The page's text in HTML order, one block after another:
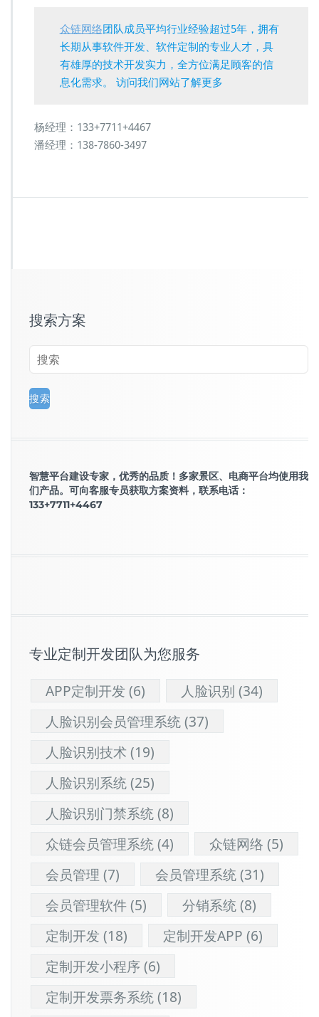
众链网络团队成员平均行业经验超过5年，拥有
长期从事软件开发、软件定制的专业人才，具
有雄厚的技术开发实力，全方位满足顾客的信
息化需求。 访问我们网站了解更多
杨经理：133+7711+4467
潘经理：138-7860-3497
搜索方案
智慧平台建设专家，优秀的品质！多家景区、电商平台均使用我
们产品。可向客服专员获取方案资料，联系电话：
133+7711+4467
专业定制开发团队为您服务
APP定制开发 (6) 人脸识别 (34)
人脸识别会员管理系统(37)
人脸识别技术(19)
人脸识别系统(25)
人脸识别门禁系统(8)
众链会员管理系统(4) 众链网络 (5)
会员管理 (7) 会员管理系统(31)
会员管理软件(5) 分销系统(8)
定制开发 (18) 定制开发APP (6)
定制开发小程序(6)
定制开发票务系统(18)